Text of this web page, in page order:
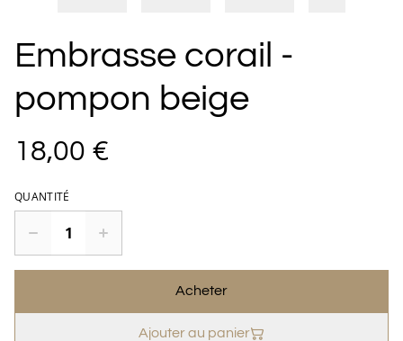
Embrasse corail -
pompon beige
18,00 €
QUANTITÉ
Acheter
Ajouter au panier